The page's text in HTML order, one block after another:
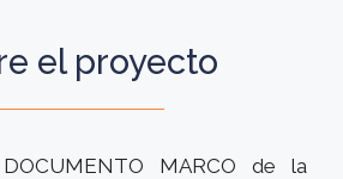
el proyecto
MARCO de la